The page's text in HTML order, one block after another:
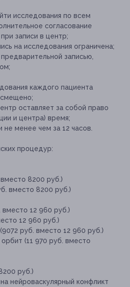
исследования по всем
согласование
записи в центр;
на исследования ограничена;
записью,
каждого пациента
оставляет за собой право
и центра) время;
менее чем за 12 часов.
процедур:
8200 руб.)
вместо 8200 руб.)
12 960 руб.)
12 960 руб.)
руб. вместо 12 960 руб.)
(11 970 руб. вместо
руб.)
нейроваскулярный конфликт